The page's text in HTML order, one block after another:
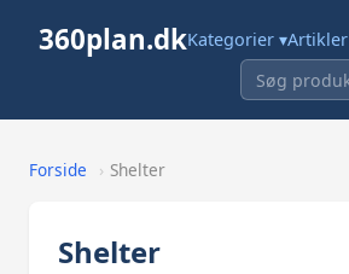
360plan.dkKategorier ▾Artikler
Forside › Shelter
Shelter